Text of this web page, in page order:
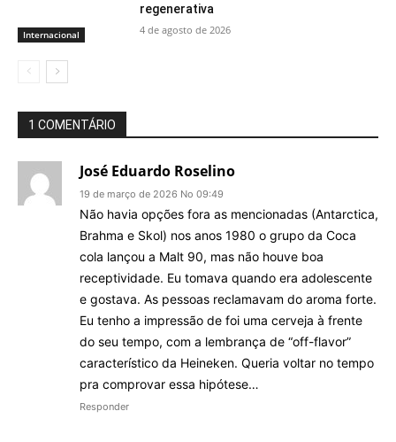
Internacional
regenerativa
4 de agosto de 2026
1 COMENTÁRIO
José Eduardo Roselino
19 de março de 2026 No 09:49
Não havia opções fora as mencionadas (Antarctica,
Brahma e Skol) nos anos 1980 o grupo da Coca
cola lançou a Malt 90, mas não houve boa
receptividade. Eu tomava quando era adolescente
e gostava. As pessoas reclamavam do aroma forte.
Eu tenho a impressão de foi uma cerveja à frente
do seu tempo, com a lembrança de “off-flavor”
característico da Heineken. Queria voltar no tempo
pra comprovar essa hipótese…
Responder